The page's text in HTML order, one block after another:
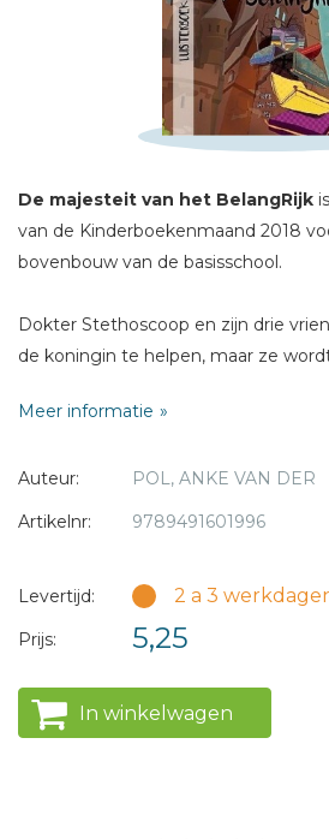
De majesteit van het BelangRijk
van de Kinderboekenmaand 2018
bovenbouw van de basisschool.
Dokter Stethoscoop en zijn drie
de koningin te helpen, maar ze
koninklijke hoogheid van het recept
Dat kun je horen in het leuke
Pol met het thema Vriendschap.
verkrijgbaar.
'Door dik en dun'.
help je hem of haar in goede en in
Meer informatie
Auteur:
POL, ANKE VAN DER
Artikelnr:
9789491601996
Levertijd: 2 a 3
Prijs: 5,25
In winkelwagen